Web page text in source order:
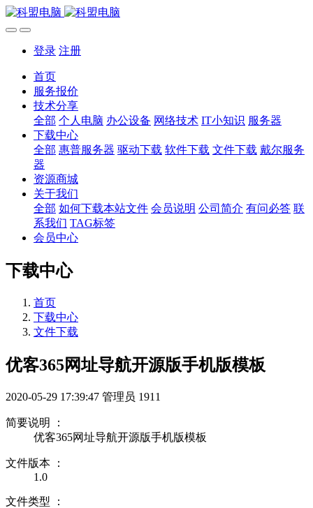
登录 注册
首页
服务报价
技术分享
全部 个人电脑 办公设备 网络技术 IT小知识 服务器
下载中心
全部 惠普服务器 驱动下载 软件下载 文件下载 戴尔服务
器
资源商城
关于我们
全部 如何下载本站文件 会员说明 公司简介 有问必答 联
系我们 TAG标签
会员中心
下载中心
首页
下载中心
文件下载
优客365网址导航开源版手机版模板
2020-05-29 17:39:47 管理员 1911
简要说明 ：
优客365网址导航开源版手机版模板
文件版本 ：
1.0
文件类型 ：